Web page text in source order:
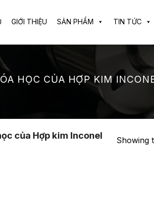
GIỚI THIỆU SẢN PHẨM TIN TỨC
HỌC CỦA HỢP KIM
của Hợp kim Inconel
Showing